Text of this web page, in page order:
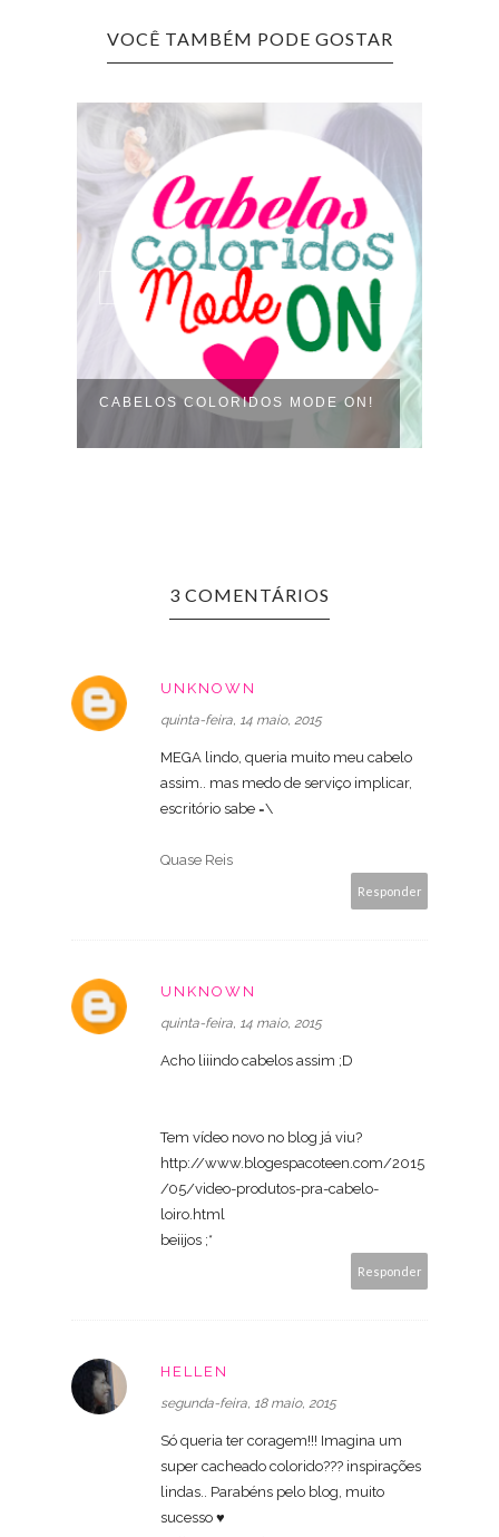
VOCÊ TAMBÉM PODE GOSTAR
CABELOS COLORIDOS MODE ON!
3 COMENTÁRIOS
UNKNOWN
quinta-feira, 14 maio, 2015
MEGA lindo, queria muito meu cabelo
assim.. mas medo de serviço implicar,
escritório sabe =\
Quase Reis
Responder
UNKNOWN
quinta-feira, 14 maio, 2015
Acho liiindo cabelos assim ;D
Tem vídeo novo no blog já viu?
http://www.blogespacoteen.com/2015
/05/video-produtos-pra-cabelo-
loiro.html
beiijos ;*
Responder
HELLEN
segunda-feira, 18 maio, 2015
Só queria ter coragem!!! Imagina um
super cacheado colorido??? inspirações
lindas.. Parabéns pelo blog, muito
sucesso ♥